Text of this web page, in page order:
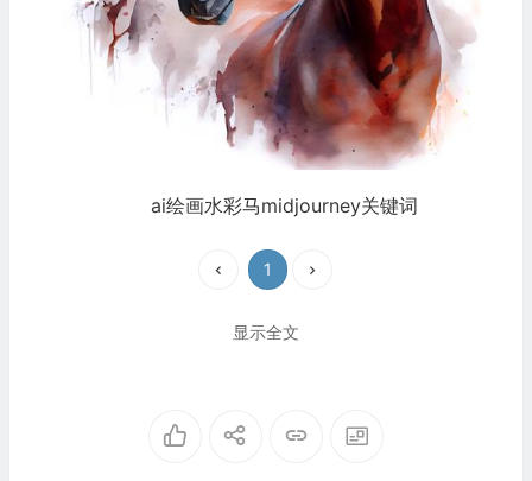
ai绘画水彩马midjourney关键词
1
显示全文